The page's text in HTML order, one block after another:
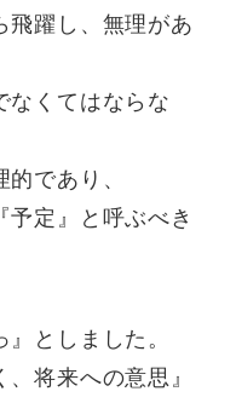
躍し、無理があ
くてはならな
であり、
定』と呼ぶべき
としました。
、将来への意思』